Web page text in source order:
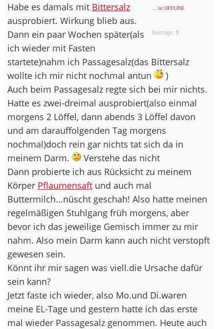
... ist OFFLINE
Beiträge:3
Habe es damals mit Bittersalz
ausprobiert. Wirkung blieb aus.
Dann ein paar Wochen später(als
ich wieder mit Fasten
startete)nahm ich Passagesalz(das Bittersalz
wollte ich mir nicht nochmal antun
)
Auch beim Passagesalz regte sich bei mir nichts.
Hatte es zwei-dreimal ausprobiert(also einmal
morgens 2 Löffel, dann abends 3 Löffel davon
und am darauffolgenden Tag morgens
nochmal)doch rein gar nichts tat sich da in
meinem Darm.
Verstehe das nicht
Dann probierte ich aus Rücksicht zu meinem
Körper Pflaumensaft und auch mal
Buttermilch...nüscht geschah! Also hatte meinen
regelmäßigen Stuhlgang früh morgens, aber
bevor ich das jeweilige Gemisch immer zu mir
nahm. Also mein Darm kann auch nicht verstopft
gewesen sein.
Könnt ihr mir sagen was viell.die Ursache dafür
sein kann?
Jetzt faste ich wieder, also Mo.und Di.waren
meine EL-Tage und gestern hatte ich das erste
mal wieder Passagesalz genommen. Heute auch